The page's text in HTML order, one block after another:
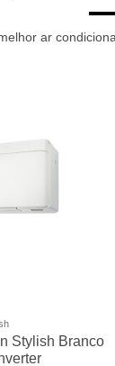
ar
Stylish Branco